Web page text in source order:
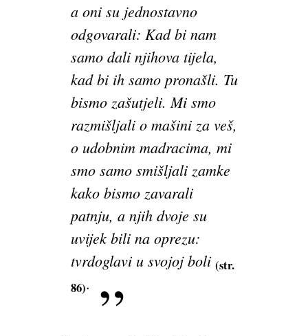
a oni su jednostavno
odgovarali: Kad bi nam
samo dali njihova tijela,
kad bi ih samo pronašli. Tu
bismo zašutjeli. Mi smo
razmišljali o mašini za veš,
o udobnim madracima, mi
smo samo smišljali zamke
kako bismo zavarali
patnju, a njih dvoje su
uvijek bili na oprezu:
tvrdoglavi u svojoj boli (str.
86).